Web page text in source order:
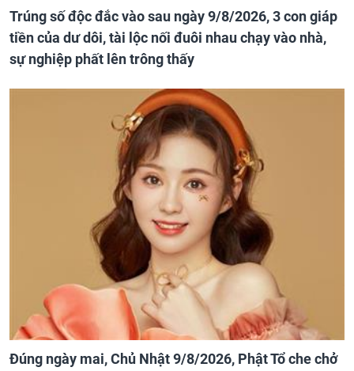
Trúng số độc đắc vào sau ngày 9/8/2026, 3 con giáp
tiền của dư dôi, tài lộc nối đuôi nhau chạy vào nhà,
sự nghiệp phất lên trông thấy
Đúng ngày mai, Chủ Nhật 9/8/2026, Phật Tổ che chở